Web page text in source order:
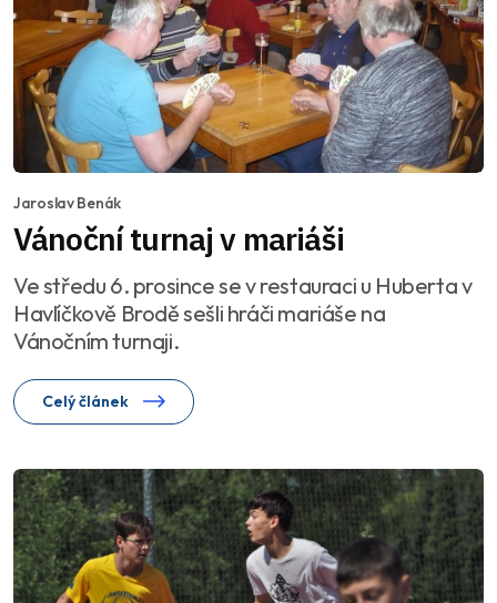
Jaroslav Benák
Vánoční turnaj v mariáši
Ve středu 6. prosince se v restauraci u Huberta v
Havlíčkově Brodě sešli hráči mariáše na
Vánočním turnaji.
Celý článek